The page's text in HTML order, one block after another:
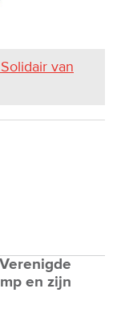
van
en zijn